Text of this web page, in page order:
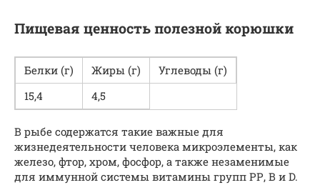
Пищевая ценность полезной корюшки
Белки (г) Жиры (г)
Углеводы (г)
15,4
4,5
В рыбе содержатся такие важные для
жизнедеятельности человека микроэлементы, как
железо, фтор, хром, фосфор, а также незаменимые
для иммунной системы витамины групп РР, В и D.